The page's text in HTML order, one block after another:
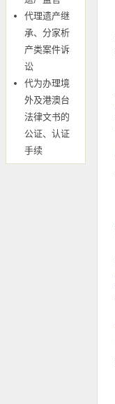
代理遗产继
承、分家析
产类案件诉
讼
代为办理境
外及港澳台
法律文书的
公证、认证
手续